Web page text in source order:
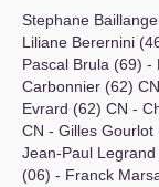
Stephane
Liliane Berernini
Pascal Brula (69) -
Carbonnier (62) CN
Evrard (62) CN -
CN - Gilles Gourlot
Jean-Paul
(06) - Franck